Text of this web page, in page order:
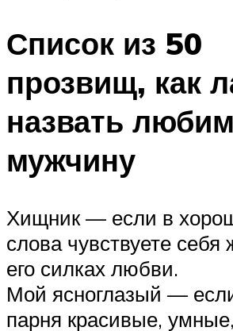
Список из 50
прозвищ, как
назвать
мужчину
Хищник — если в
слова чувствуете себя
его силках любви.
Мой ясноглазый —
парня красивые, умные,